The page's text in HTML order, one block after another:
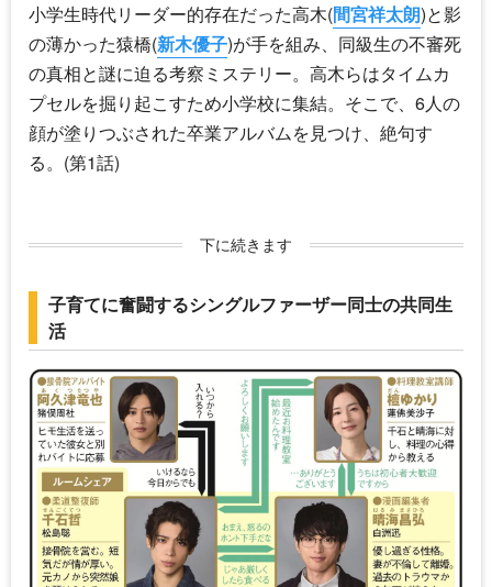
小学生時代リーダー的存在だった高木(間宮祥太朗)と影
の薄かった猿橋(新木優子)が手を組み、同級生の不審死
の真相と謎に迫る考察ミステリー。高木らはタイムカ
プセルを掘り起こすため小学校に集結。そこで、6人の
顔が塗りつぶされた卒業アルバムを見つけ、絶句す
る。(第1話)
下に続きます
子育てに奮闘するシングルファーザー同士の共同生
活